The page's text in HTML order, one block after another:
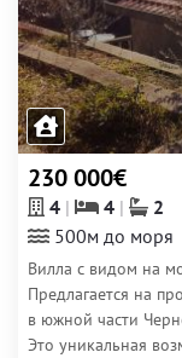
230 000€
4 4
2
500м до моря
Вилла с видом на
Предлагается на
в южной части
Это уникальная